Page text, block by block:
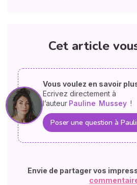
Cet article
Vous voulez en savoir
Ecrivez directement à
l’auteur Pauline Mussey !
Poser une question à
Envie de partager vos